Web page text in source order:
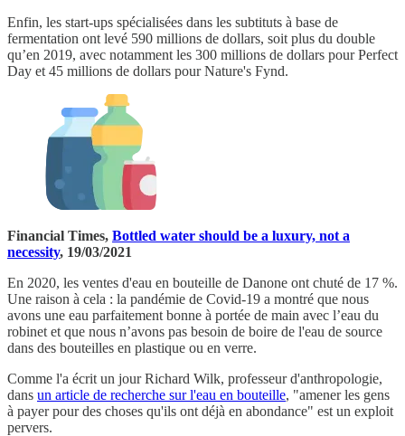
Enfin, les start-ups spécialisées dans les subtituts à base de
fermentation ont levé 590 millions de dollars, soit plus du double
qu’en 2019, avec notamment les 300 millions de dollars pour Perfect
Day et 45 millions de dollars pour Nature's Fynd.
Financial Times, Bottled water should be a luxury, not a
necessity, 19/03/2021
En 2020, les ventes d'eau en bouteille de Danone ont chuté de 17 %.
Une raison à cela : la pandémie de Covid-19 a montré que nous
avons une eau parfaitement bonne à portée de main avec l’eau du
robinet et que nous n’avons pas besoin de boire de l'eau de source
dans des bouteilles en plastique ou en verre.
Comme l'a écrit un jour Richard Wilk, professeur d'anthropologie,
dans un article de recherche sur l'eau en bouteille, "amener les gens
à payer pour des choses qu'ils ont déjà en abondance" est un exploit
pervers.